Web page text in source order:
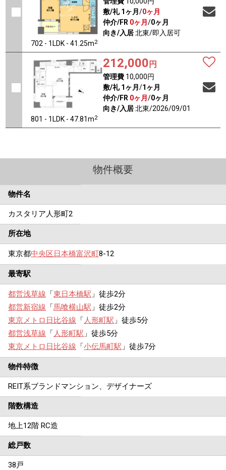
702 - 1LDK - 41.25m2
敷/礼 1ヶ月 /0ヶ月
仲介/FR 0ヶ月 /0ヶ月
向き/入居北東/即入居可
801 - 1LDK - 47.81m2
212,000 円
管理費10,000円
敷/礼 1ヶ月 /1ヶ月
仲介/FR 0ヶ月 /0ヶ月
向き/入居北東/2026/09/01
物件概要
物件名
カスタリア人形町2
所在地
東京都中央区日本橋富沢町8-12
最寄駅
都営浅草線 「東日本橋駅 」徒歩2分
都営新宿線 「馬喰横山駅 」徒歩2分
東京メトロ日比谷線 「人形町駅 」徒歩5分
都営浅草線 「人形町駅 」徒歩5分
東京メトロ日比谷線 「小伝馬町駅 」徒歩7分
物件特徴
REIT系ブランドマンション、デザイナーズ
階数構造
地上12階 RC造
総戸数
38戸